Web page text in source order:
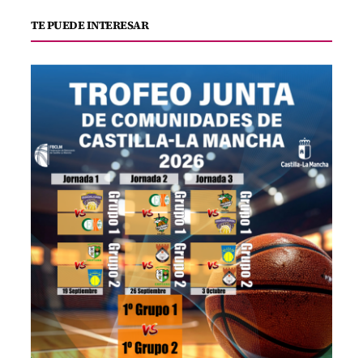
TE PUEDE INTERESAR